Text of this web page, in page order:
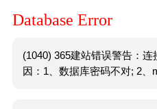
Database Error
(1040) 365建站错误警告：
因：1、数据库密码不对; 2、